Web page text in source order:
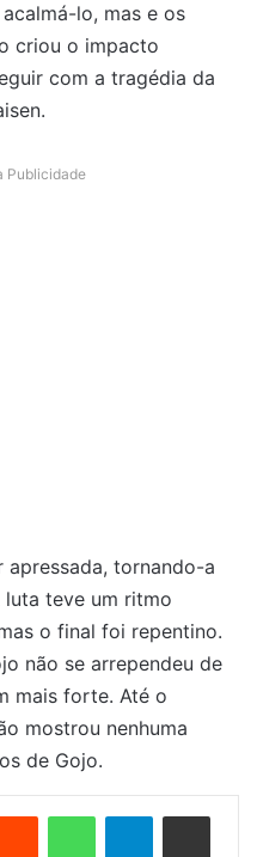
lo, mas e os
criou o impacto
com a tragédia da
Publicidade
tornando-a
luta teve um ritmo
o final foi repentino.
não se arrependeu de
mais forte. Até o
mostrou nenhuma
de Gojo.
Reddit WhatsAppTelegramCompartilhar via e-mail